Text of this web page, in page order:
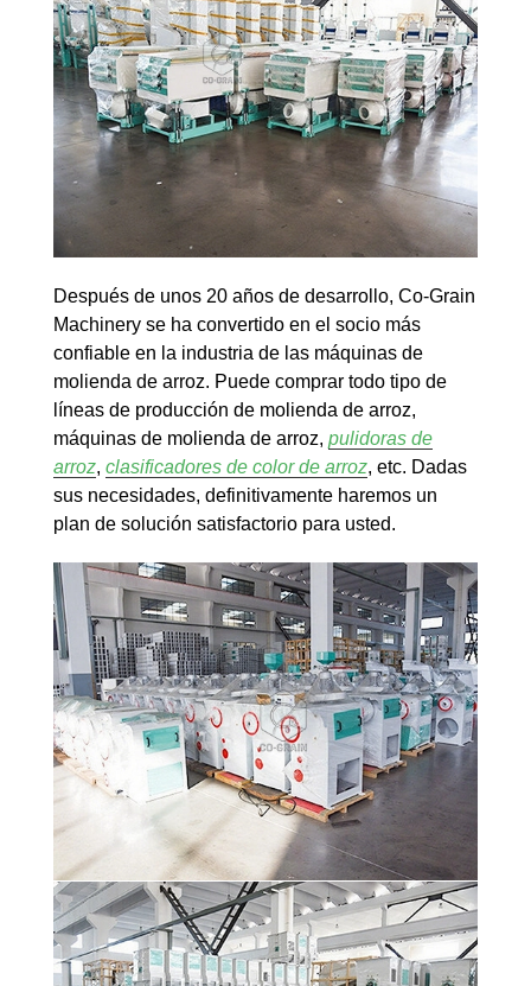
Después de unos 20 años de desarrollo, Co-Grain
Machinery se ha convertido en el socio más
confiable en la industria de las máquinas de
molienda de arroz. Puede comprar todo tipo de
líneas de producción de molienda de arroz,
máquinas de molienda de arroz, pulidoras de
arroz, clasificadores de color de arroz, etc. Dadas
sus necesidades, definitivamente haremos un
plan de solución satisfactorio para usted.